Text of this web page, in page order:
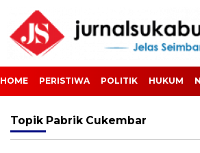
HOME PERISTIWA POLITIK HUKUM
Topik Pabrik Cukembar